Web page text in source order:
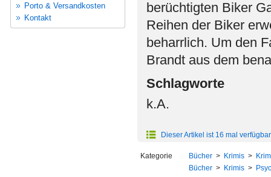
Porto & Versandkosten
Kontakt
berüchtigten Biker
Reihen der Biker
beharrlich. Um den
Brandt aus dem
Schlagworte
k.A.
Dieser Artikel ist 16 mal verfügbar
Kategorie Bücher > Krimis >
Bücher > Krimis >